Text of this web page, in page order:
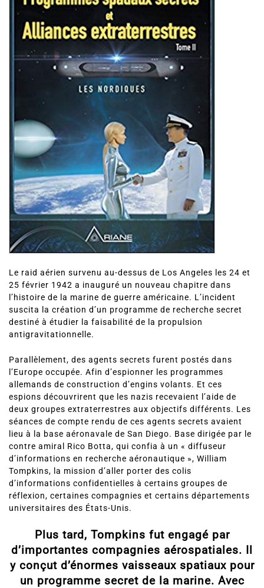
Le raid aérien survenu au-dessus de Los Angeles les 24 et
25 février 1942 a inauguré un nouveau chapitre dans
l’histoire de la marine de guerre américaine. L’incident
suscita la création d’un programme de recherche secret
destiné à étudier la faisabilité de la propulsion
antigravitationnelle.
Parallèlement, des agents secrets furent postés dans
l’Europe occupée. Afin d’espionner les programmes
allemands de construction d’engins volants. Et ces
espions découvrirent que les nazis recevaient l’aide de
deux groupes extraterrestres aux objectifs différents. Les
séances de compte rendu de ces agents secrets avaient
lieu à la base aéronavale de San Diego. Base dirigée par le
contre amiral Rico Botta, qui confia à un « diffuseur
d’informations en recherche aéronautique », William
Tompkins, la mission d’aller porter des colis
d’informations confidentielles à certains groupes de
réflexion, certaines compagnies et certains départements
universitaires des États-Unis.
Plus tard, Tompkins fut engagé par
d’importantes compagnies aérospatiales. Il
y conçut d’énormes vaisseaux spatiaux pour
un programme secret de la marine. Avec